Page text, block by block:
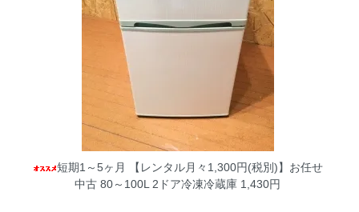
短期1～5ヶ月 【レンタル月々1,300円(税別)】お任せ
中古 80～100L 2ドア冷凍冷蔵庫 1,430円